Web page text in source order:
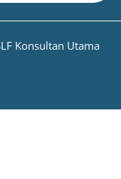
Konsultan Utama